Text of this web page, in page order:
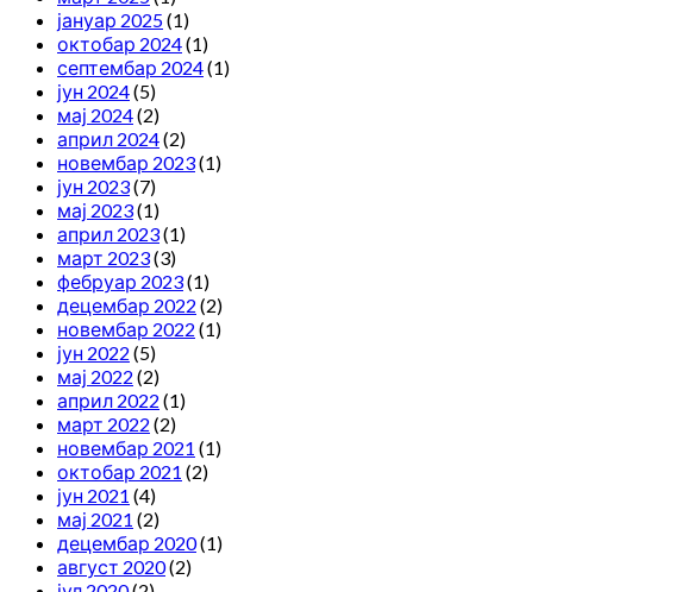
јануар 2025(1)
октобар 2024(1)
септембар 2024(1)
јун 2024(5)
мај 2024(2)
април 2024(2)
новембар 2023(1)
јун 2023(7)
мај 2023(1)
април 2023(1)
март 2023(3)
фебруар 2023(1)
децембар 2022 (2)
новембар 2022 (1)
јун 2022 (5)
мај 2022 (2)
април 2022 (1)
март 2022 (2)
новембар 2021 (1)
октобар 2021 (2)
јун 2021 (4)
мај 2021 (2)
децембар 2020(1)
август 2020(2)